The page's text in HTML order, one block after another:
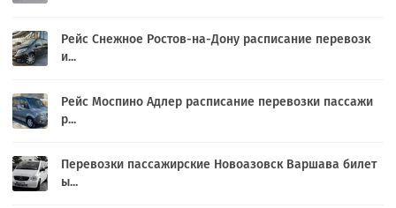
Рейс Снежное Ростов-на-Дону расписание перевозк
и...
Рейс Моспино Адлер расписание перевозки пассажи
р...
Перевозки пассажирские Новоазовск Варшава билет
ы...